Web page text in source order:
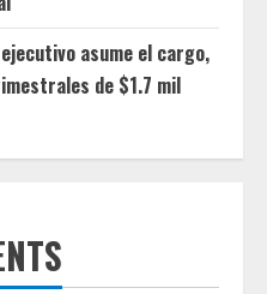
asume el cargo,
de $1.7 mil